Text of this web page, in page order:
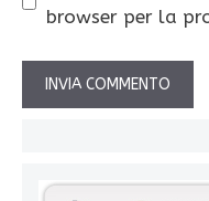
browser per la